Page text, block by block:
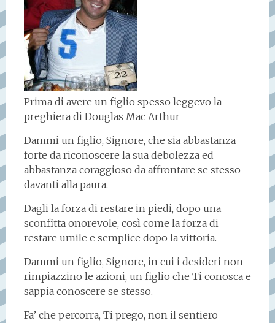
Prima di avere un figlio spesso leggevo la
preghiera di Douglas Mac Arthur
Dammi un figlio, Signore, che sia abbastanza
forte da riconoscere la sua debolezza ed
abbastanza coraggioso da affrontare se stesso
davanti alla paura.
Dagli la forza di restare in piedi, dopo una
sconfitta onorevole, così come la forza di
restare umile e semplice dopo la vittoria.
Dammi un figlio, Signore, in cui i desideri non
rimpiazzino le azioni, un figlio che Ti conosca e
sappia conoscere se stesso.
Fa’ che percorra, Ti prego, non il sentiero